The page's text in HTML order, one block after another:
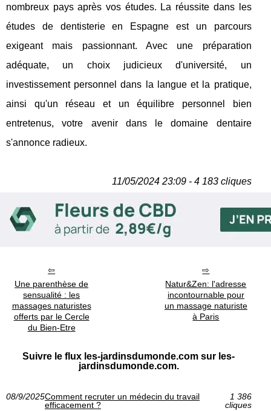
nombreux pays après vos études. La réussite dans les
études de dentisterie en Espagne est un parcours
exigeant mais passionnant. Avec une préparation
adéquate, un choix judicieux d'université, un
investissement personnel dans la langue et la pratique,
ainsi qu'un réseau et un équilibre personnel bien
entretenus, votre avenir dans le domaine dentaire
s'annonce radieux.
11/05/2024 23:09 - 4 183 cliques
Une parenthèse de
sensualité : les
massages naturistes
offerts par le Cercle
du Bien-Etre
Natur&Zen: l'adresse
incontournable pour
un massage naturiste
à Paris
Suivre le flux les-jardinsdumonde.com sur les-
jardinsdumonde.com.
08/9/2025Comment recruter un médecin du travail
efficacement ?
1 386
cliques